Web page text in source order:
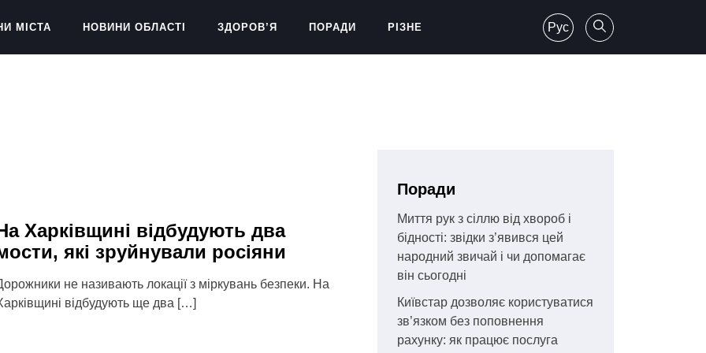
МІСТА НОВИНИ ОБЛАСТІ ЗДОРОВ’Я ПОРАДИ РІЗНЕ Рус
Харківщині відбудують два
які зруйнували росіяни
не називають локації з міркувань безпеки. На
відбудують ще два […]
Поради
Миття рук з сіллю від хвороб і
бідності: звідки з’явився цей
народний звичай і чи допомагає
він сьогодні
Київстар дозволяє користуватися
зв’язком без поповнення
рахунку: як працює послуга